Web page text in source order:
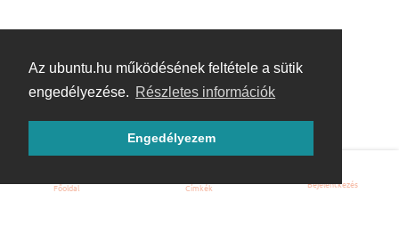
Az ubuntu.hu működésének feltétele a sütik
engedélyezése. Részletes információk
Engedélyezem
Főoldal Címkék Bejelentkezés